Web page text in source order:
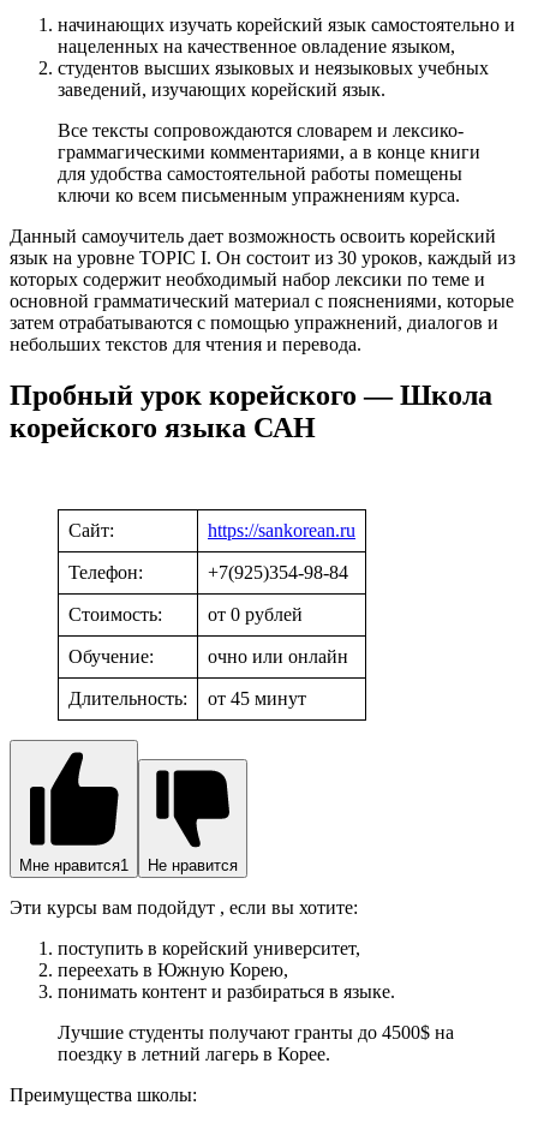
начинающих изучать корейский язык самостоятельно и
нацеленных на качественное овладение языком,
студентов высших языковых и неязыковых учебных
заведений, изучающих корейский язык.
Все тексты сопровождаются словарем и лексико-
граммагическими комментариями, а в конце книги
для удобства самостоятельной работы помещены
ключи ко всем письменным упражнениям курса.
Данный самоучитель дает возможность освоить корейский
язык на уровне TOPIC I. Он состоит из 30 уроков, каждый из
которых содержит необходимый набор лексики по теме и
основной грамматический материал с пояснениями, которые
затем отрабатываются с помощью упражнений, диалогов и
небольших текстов для чтения и перевода.
Пробный урок корейского — Школа
корейского языка САН
Сайт: https://sankorean.ru
Телефон: +7(925)354-98-84
Стоимость: от 0 рублей
Обучение: очно или онлайн
Длительность: от 45 минут
Мне нравится1 Не нравится
Эти курсы вам подойдут , если вы хотите:
поступить в корейский университет,
переехать в Южную Корею,
понимать контент и разбираться в языке.
Лучшие студенты получают гранты до 4500$ на
поездку в летний лагерь в Корее.
Преимущества школы: